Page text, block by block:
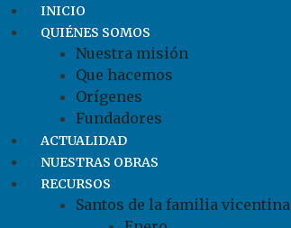
INICIO
QUIÉNES SOMOS
Nuestra misión
Que hacemos
Orígenes
Fundadores
ACTUALIDAD
NUESTRAS OBRAS
RECURSOS
Santos de la familia vicentina